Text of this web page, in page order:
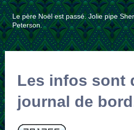
Le père Noël est passé. Jolie pipe
Peterson.
Les infos sont
journal de